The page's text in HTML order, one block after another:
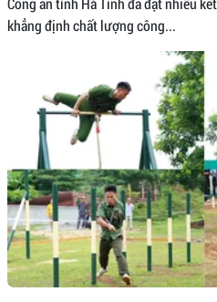
khẳng định chất lượng công...